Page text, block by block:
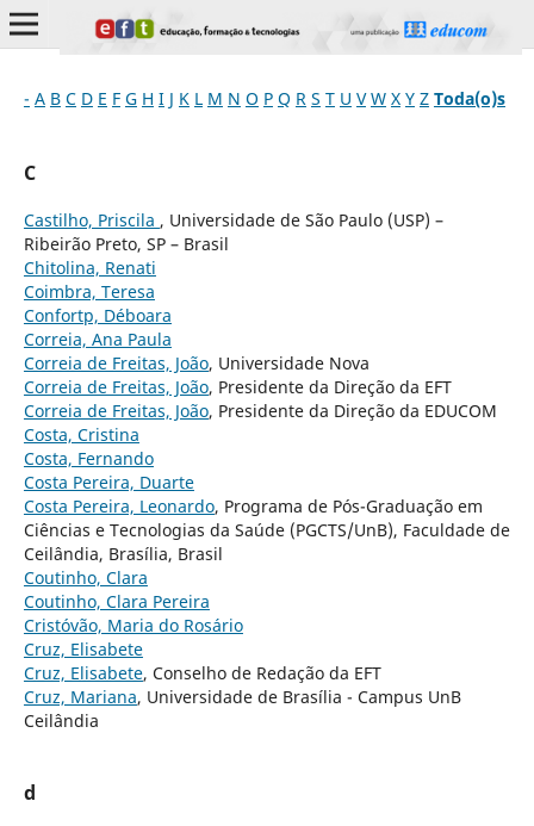
- A B C D E F G H I J K L M N O P Q R S T U V W X Y Z Toda(o)s
C
Castilho, Priscila , Universidade de São Paulo (USP) –
Ribeirão Preto, SP – Brasil
Chitolina, Renati
Coimbra, Teresa
Confortp, Déboara
Correia, Ana Paula
Correia de Freitas, João, Universidade Nova
Correia de Freitas, João, Presidente da Direção da EFT
Correia de Freitas, João, Presidente da Direção da EDUCOM
Costa, Cristina
Costa, Fernando
Costa Pereira, Duarte
Costa Pereira, Leonardo, Programa de Pós-Graduação em
Ciências e Tecnologias da Saúde (PGCTS/UnB), Faculdade de
Ceilândia, Brasília, Brasil
Coutinho, Clara
Coutinho, Clara Pereira
Cristóvão, Maria do Rosário
Cruz, Elisabete
Cruz, Elisabete, Conselho de Redação da EFT
Cruz, Mariana, Universidade de Brasília - Campus UnB
Ceilândia
d